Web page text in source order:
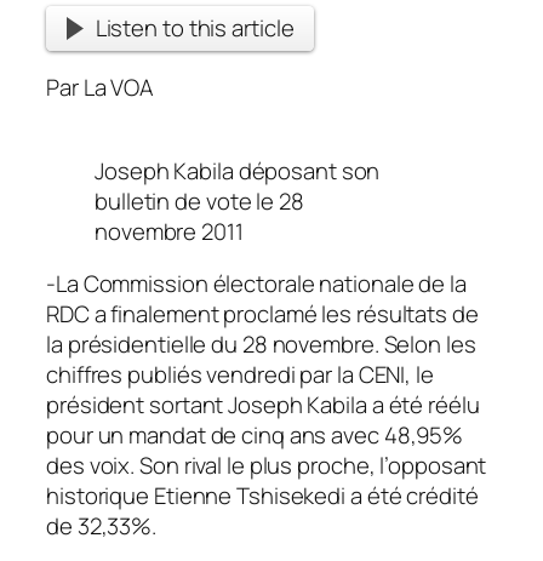
Listen to this article
Par La VOA
Joseph Kabila déposant son
bulletin de vote le 28
novembre 2011
-La Commission électorale nationale de la
RDC a finalement proclamé les résultats de
la présidentielle du 28 novembre. Selon les
chiffres publiés vendredi par la CENI, le
président sortant Joseph Kabila a été réélu
pour un mandat de cinq ans avec 48,95%
des voix. Son rival le plus proche, l’opposant
historique Etienne Tshisekedi a été crédité
de 32,33%.